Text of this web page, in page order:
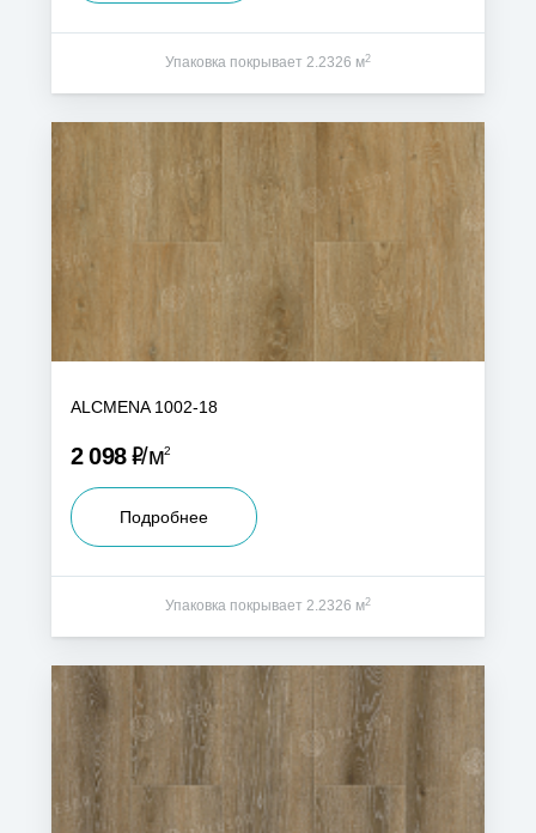
Упаковка покрывает 2.2326 м2
ALCMENA 1002-18
2 098Р м2
Подробнее
Упаковка покрывает 2.2326 м2